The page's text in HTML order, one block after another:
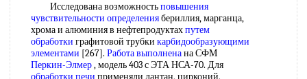
Исследована возможностьповышения
чувствительности определениябериллия, марганца,
хрома и алюминия в нефтепродуктахпутем
обработки графитовой трубки карбидообразующими
элементами [267]. Работа выполненана СФМ
Перкин-Элмер, модель 403 с ЭТА НСА-70. Для
обработки печи применяли лантан, цирконий,